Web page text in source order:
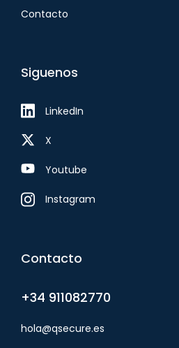
Contacto
Siguenos
LinkedIn
X
Youtube
Instagram
Contacto
+34 911082770
hola@qsecure.es